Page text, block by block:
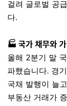
걸려 글로벌 공
다.
🏭 국가 채무와
올해 2분기 말
파했습니다. 경
국채 발행이 늘
부동산 거래가